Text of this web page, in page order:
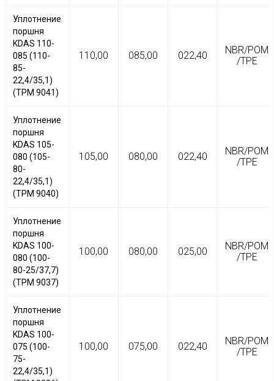
Уплотнение
поршня
KDAS 110-
085 (110-
85-
22,4/35,1)
(TPM 9041)
110,00 085,00 022,40
NBR/POM
/TPE
Уплотнение
поршня
KDAS 105-
080 (105-
80-
22,4/35,1)
(TPM 9040)
105,00 080,00 022,40
NBR/POM
/TPE
Уплотнение
поршня
KDAS 100-
080 (100-
80-25/37,7)
(TPM 9037)
100,00 080,00 025,00
NBR/POM
/TPE
Уплотнение
поршня
KDAS 100-
075 (100-
75-
22,4/35,1)
100,00 075,00 022,40
NBR/POM
/TPE